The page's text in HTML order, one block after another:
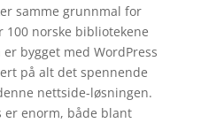
samme grunnmal for
100 norske bibliotekene
bygget med WordPress
på alt det spennende
nettside-løsningen.
er enorm, både blant